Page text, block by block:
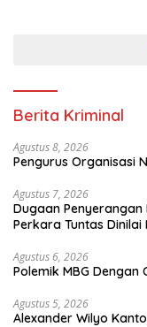
Berita Kriminal
Agustus 8, 2026
Pengurus Organisasi
Agustus 7, 2026
Dugaan Penyerangan
Perkara Tuntas Dinilai
Agustus 6, 2026
Polemik MBG
Agustus 5, 2026
Alexander Wilyo